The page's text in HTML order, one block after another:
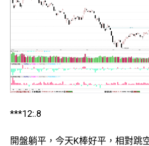
***12:.8
開盤躺平，今天K棒好平，相對跳